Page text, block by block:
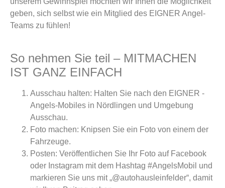
geben, sich selbst wie ein Mitglied des EIGNER Angel-
Teams zu fühlen!
So nehmen Sie teil – MITMACHEN
IST GANZ EINFACH
Ausschau halten: Halten Sie nach den EIGNER -
Angels-Mobiles in Nördlingen und Umgebung
Ausschau.
Foto machen: Knipsen Sie ein Foto von einem der
Fahrzeuge.
Posten: Veröffentlichen Sie Ihr Foto auf Facebook
oder Instagram mit dem Hashtag #AngelsMobil und
markieren Sie uns mit „@autohausleinfelder“, damit